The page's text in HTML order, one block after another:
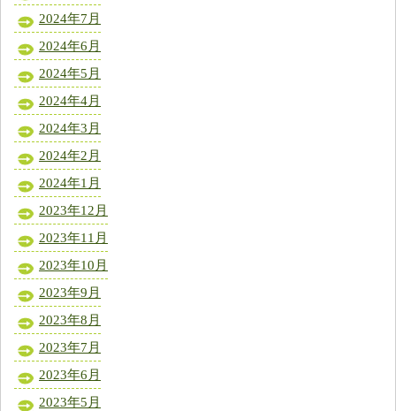
2024年7月
2024年6月
2024年5月
2024年4月
2024年3月
2024年2月
2024年1月
2023年12月
2023年11月
2023年10月
2023年9月
2023年8月
2023年7月
2023年6月
2023年5月